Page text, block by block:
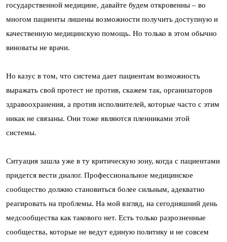
государственной медицине, давайте будем откровенны – во
многом пациенты лишены возможности получить доступную и
качественную медицинскую помощь. Но только в этом обычно
виноваты не врачи.
Но казус в том, что система дает пациентам возможность
выражать свой протест не против, скажем так, организаторов
здравоохранения, а против исполнителей, которые часто с этим
никак не связаны. Они тоже являются пленниками этой
системы.
Ситуация зашла уже в ту критическую зону, когда с пациентами
придется вести диалог. Профессиональное медицинское
сообщество должно становиться более сильным, адекватно
реагировать на проблемы. На мой взгляд, на сегодняшний день
медсообщества как такового нет. Есть только разрозненные
сообщества, которые не ведут единую политику и не совсем